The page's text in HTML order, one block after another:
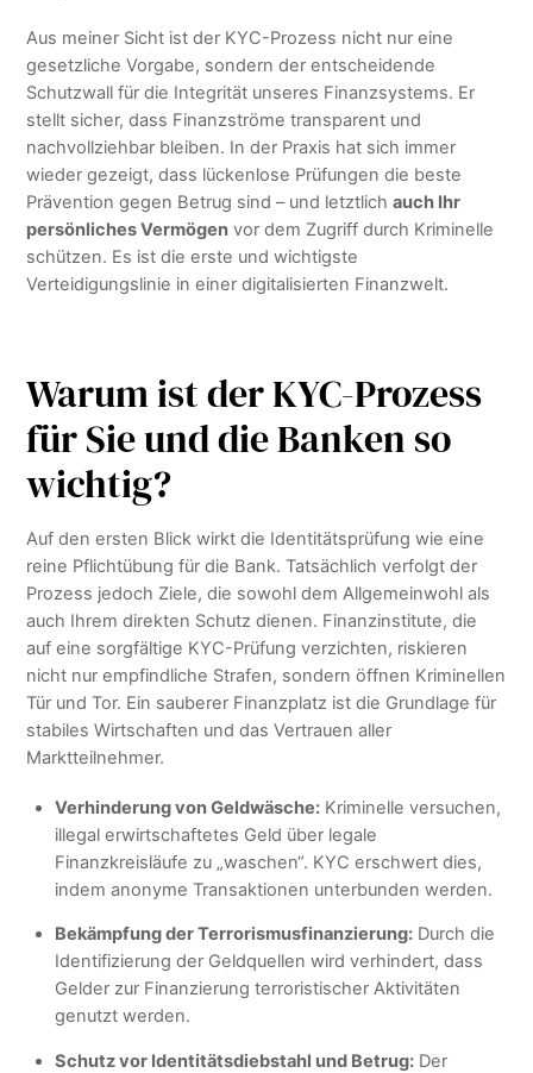
Aus meiner Sicht ist der KYC-Prozess nicht nur eine
gesetzliche Vorgabe, sondern der entscheidende
Schutzwall für die Integrität unseres Finanzsystems. Er
stellt sicher, dass Finanzströme transparent und
nachvollziehbar bleiben. In der Praxis hat sich immer
wieder gezeigt, dass lückenlose Prüfungen die beste
Prävention gegen Betrug sind – und letztlichauch Ihr
persönliches Vermögen vor dem Zugriff durch Kriminelle
schützen. Es ist die erste und wichtigste
Verteidigungslinie in einer digitalisierten Finanzwelt.
Warum ist der KYC-Prozess
für Sie und die Banken so
wichtig?
Auf den ersten Blick wirkt die Identitätsprüfung wie eine
reine Pflichtübung für die Bank. Tatsächlich verfolgt der
Prozess jedoch Ziele, die sowohl dem Allgemeinwohl als
auch Ihrem direkten Schutz dienen. Finanzinstitute, die
auf eine sorgfältige KYC-Prüfung verzichten, riskieren
nicht nur empfindliche Strafen, sondern öffnen Kriminellen
Tür und Tor. Ein sauberer Finanzplatz ist die Grundlage für
stabiles Wirtschaften und das Vertrauen aller
Marktteilnehmer.
Verhinderung von Geldwäsche:Kriminelle versuchen,
illegal erwirtschaftetes Geld über legale
Finanzkreisläufe zu „waschen“. KYC erschwert dies,
indem anonyme Transaktionen unterbunden werden.
Bekämpfung der Terrorismusfinanzierung:Durch die
Identifizierung der Geldquellen wird verhindert, dass
Gelder zur Finanzierung terroristischer Aktivitäten
genutzt werden.
Schutz vor Identitätsdiebstahl und Betrug:Der